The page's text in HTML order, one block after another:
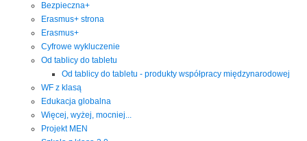
Bezpieczna+
Erasmus+ strona
Erasmus+
Cyfrowe wykluczenie
Od tablicy do tabletu
Od tablicy do tabletu - produkty współpracy międzynarodowej
WF z klasą
Edukacja globalna
Więcej, wyżej, mocniej...
Projekt MEN